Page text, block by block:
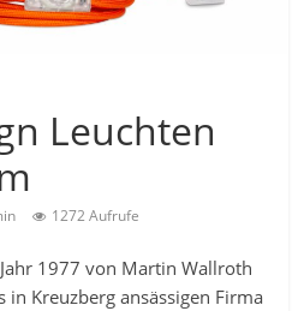
Leuchten
1272 Aufrufe
1977 von Martin Wallroth
in Kreuzberg ansässigen Firma